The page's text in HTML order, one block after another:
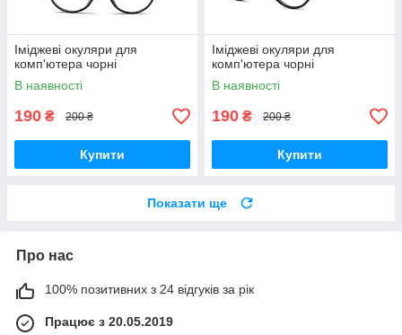
Іміджеві окуляри для
комп'ютера чорні
В наявності
190 ₴ 200 ₴
Купити
Іміджеві окуляри для
комп'ютера чорні
В наявності
190 ₴ 200 ₴
Купити
Показати ще
Про нас
100% позитивних з 24 відгуків за рік
Працює з 20.05.2019